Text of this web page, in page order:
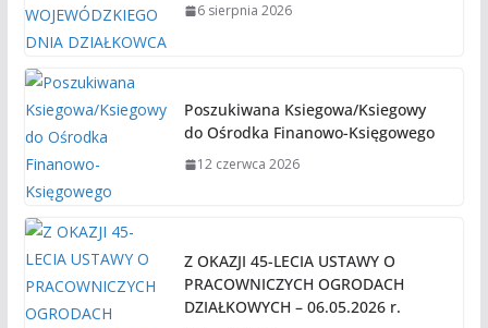
6 sierpnia 2026
Poszukiwana Ksiegowa/Ksiegowy
do Ośrodka Finanowo-Księgowego
12 czerwca 2026
Z OKAZJI 45-LECIA USTAWY O
PRACOWNICZYCH OGRODACH
DZIAŁKOWYCH – 06.05.2026 r.